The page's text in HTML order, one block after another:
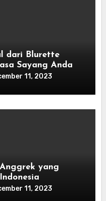
dari Blurette
Sayang Anda
11, 2023
yang
11, 2023